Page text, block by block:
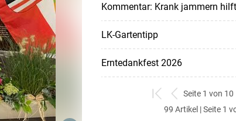
Kommentar: Krank jammern
LK-Gartentipp
Erntedankfest 2026
zum
ersten
zurück
zum
Seite 1 von 10
99 Artikel | Seite 1